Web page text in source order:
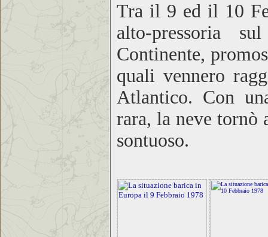
Tra il 9 ed il 10
alto-pressoria
Continente,
quali vennero
Atlantico. Con
rara, la neve tornò
sontuoso.